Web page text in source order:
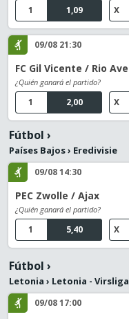
1,09
1 X
09/08 21:30
FC Gil Vicente / Rio Ave
¿Quién ganará el partido?
2,00
1 X
Fútbol ›
Países Bajos› Eredivisie
09/08 14:30
PEC Zwolle / Ajax
¿Quién ganará el partido?
5,40
1 X
Fútbol ›
Letonia › Letonia - Virsliga
09/08 17:00